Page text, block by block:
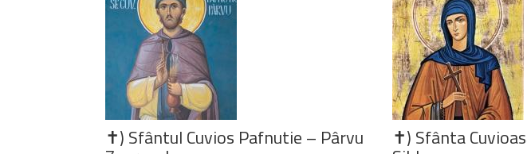
✝) Sfântul Cuvios Pafnutie – Pârvu ✝) Sfânta